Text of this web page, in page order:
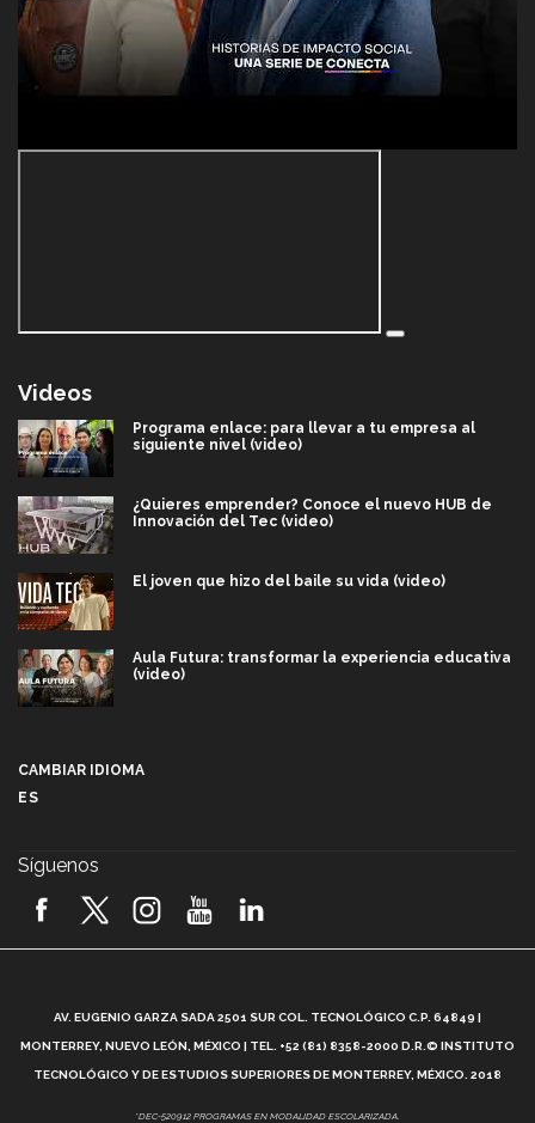
Videos
Programa enlace: para llevar a tu empresa al
siguiente nivel (video)
¿Quieres emprender? Conoce el nuevo HUB de
Innovación del Tec (video)
El joven que hizo del baile su vida (video)
Aula Futura: transformar la experiencia educativa
(video)
2026! (video)
¿Cómo es el Modelo Educativo Tec? (video)
Vida Tec: Feminismo e Inteligencia Artificial, Paola
CAMBIAR IDIOMA
ES
Síguenos
AV. EUGENIO GARZA SADA 2501 SUR COL. TECNOLÓGICO C.P. 64849 |
MONTERREY, NUEVO LEÓN, MÉXICO | TEL. +52 (81) 8358-2000 D.R.© INSTITUTO
TECNOLÓGICO Y DE ESTUDIOS SUPERIORES DE MONTERREY, MÉXICO. 2018
*DEC-520912 PROGRAMAS EN MODALIDAD ESCOLARIZADA.